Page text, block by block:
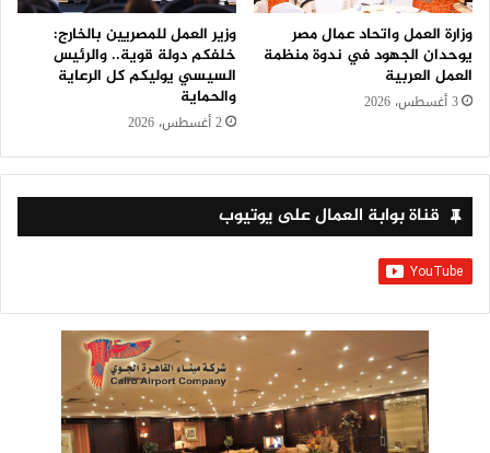
وزارة العمل واتحاد عمال مصر
يوحدان الجهود في ندوة منظمة
العمل العربية
3 أغسطس، 2026
وزير العمل للمصريين بالخارج:
خلفكم دولة قوية.. والرئيس
السيسي يوليكم كل الرعاية
والحماية
2 أغسطس، 2026
قناة بوابة العمال على يوتيوب